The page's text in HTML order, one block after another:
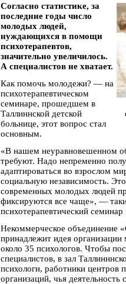
Согласно статистике, за
последние годы число
молодых людей,
нуждающихся в помощи
психотерапевтов,
значительно увеличилось.
А специалистов не хватает.
Как помочь молодежи? — на
психотерапевтическом
семинаре, прошедшем в
Таллиннской детской
больнице, этот вопрос стал
основным.
«В нашем неуравновешенном
требуют. Надо непременно
адаптироваться во взрослом
социальную независимость.
современных молодых людей
фиксируются все чаще», —
психотерапевтический
Некоммерческое объединение
принадлежит идея
около 35 психологов. Чтобы
специалистов, в зал
психологи, работники центров
организаций, чья